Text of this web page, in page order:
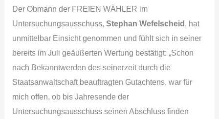
Der Obmann der FREIEN WÄHLER im
Untersuchungsausschuss,Stephan Wefelscheid , hat
unmittelbar Einsicht genommen und fühlt sich in seiner
bereits im Juli geäußerten Wertung bestätigt: „Schon
nach Bekanntwerden des seinerzeit durch die
Staatsanwaltschaft beauftragten Gutachtens, war für
mich offen, ob bis Jahresende der
Untersuchungsausschuss seinen Abschluss finden